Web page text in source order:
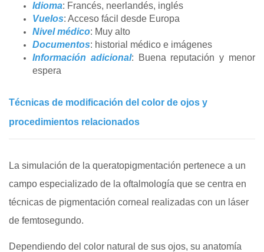
Idioma: Francés, neerlandés, inglés
Vuelos: Acceso fácil desde Europa
Nivel médico: Muy alto
Documentos: historial médico e imágenes
Información adicional: Buena reputación y menor
espera
Técnicas de modificación del color de ojos y
procedimientos relacionados
La simulación de la queratopigmentación pertenece a un
campo especializado de la oftalmología que se centra en
técnicas de pigmentación corneal realizadas con un láser
de femtosegundo.
Dependiendo del color natural de sus ojos, su anatomía